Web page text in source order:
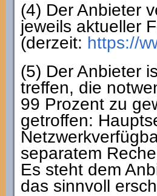
(4) Der Anbieter
jeweils aktueller
(derzeit: https://
(5) Der Anbieter
treffen, die
99 Prozent zu
getroffen:
separatem
Es steht dem
das sinnvoll